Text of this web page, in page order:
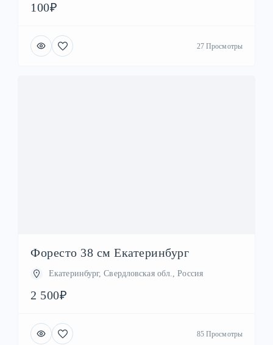
100₽
27 Просмотры
Форесто 38 см Екатеринбург
Екатеринбург, Свердловская обл., Россия
2 500₽
85 Просмотры